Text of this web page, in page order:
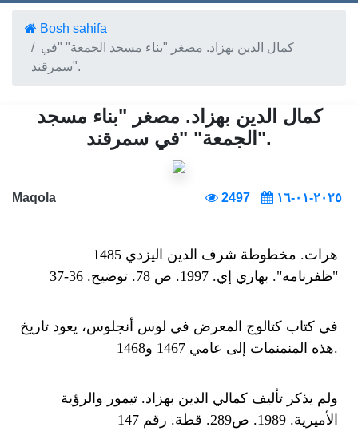
Bosh sahifa
كمال الدين بهزاد. مصغر "بناء مسجد الجمعة" "في
سمرقند".
كمال الدين بهزاد. مصغر "بناء مسجد
الجمعة" "في سمرقند".
Maqola 2497 ٢٠٢٥-٠١-١٦
1485 هرات. مخطوطة شرف الدين اليزدي
"ظفرنامه". بهاري إي. 1997. ص 78. توضيح. 36-37
في كتاب كتالوج المعرض في لوس أنجلوس، يعود تاريخ
هذه المنمنمات إلى عامي 1467 و1468.
ولم يذكر تأليف كمالي الدين بهزاد. تيمور والرؤية
الأميرية. 1989. ص289. قطة. رقم 147